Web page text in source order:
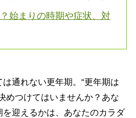
始まりの時期や症状、対
通れない更年期。“更年期は
めつけてはいませんか？あな
迎えるかは、あなたのカラダ